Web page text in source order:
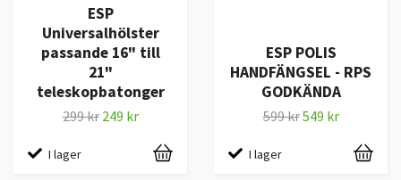
ESP
Universalhölster
passande 16" till
21"
teleskopbatonger
299 kr 249 kr
I lager
ESP POLIS
HANDFÄNGSEL - RPS
GODKÄNDA
599 kr549 kr
I lager